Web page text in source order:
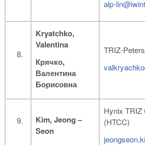
alp-
Kryatchko,
Valentina
Крячко,
Валентина
Борисовна
TRIZ-
Kim, Jeong –
Seon
Hynix TRIZ
(HTCC)